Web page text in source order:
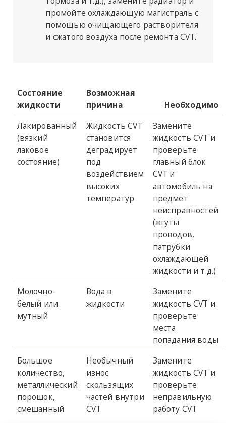
промойте охлаждающую магистраль с
помощью очищающего растворителя
и сжатого воздуха после ремонта CVT.
Состояние
жидкости
Возможная
причина
Необходимо
Лакированный
(вязкий
лаковое
состояние)
Жидкость CVT
становится
деградирует
под
воздействием
высоких
температур
Замените
жидкость CVT и
проверьте
главный блок
CVT и
автомобиль на
предмет
неисправностей
(жгуты
проводов,
патрубки
охлаждающей
жидкости и т.д.)
Молочно-
белый или
мутный
Вода в
жидкости
Замените
жидкость CVT и
проверьте
места
попадания воды
Большое
количество,
металлический
порошок,
смешанный
Необычный
износ
скользящих
частей внутри
CVT
Замените
жидкость CVT и
проверьте
неправильную
работу CVT